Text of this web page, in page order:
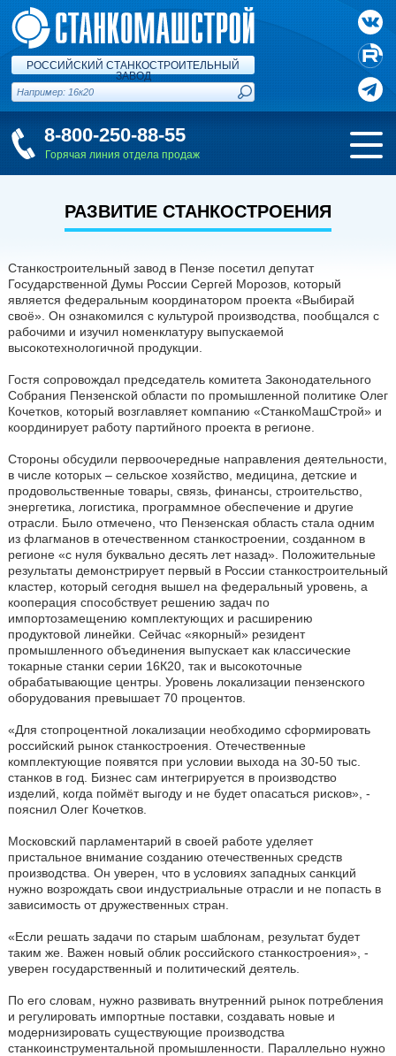
РОССИЙСКИЙ СТАНКОСТРОИТЕЛЬНЫЙ
ЗАВОД
8-800-250-88-55
Горячая линия отдела продаж
РАЗВИТИЕ СТАНКОСТРОЕНИЯ
Станкостроительный завод в Пензе посетил депутат
Государственной Думы России Сергей Морозов, который
является федеральным координатором проекта «Выбирай
своё». Он ознакомился с культурой производства, пообщался с
рабочими и изучил номенклатуру выпускаемой
высокотехнологичной продукции.
Гостя сопровождал председатель комитета Законодательного
Собрания Пензенской области по промышленной политике Олег
Кочетков, который возглавляет компанию «СтанкоМашСтрой» и
координирует работу партийного проекта в регионе.
Стороны обсудили первоочередные направления деятельности,
в числе которых – сельское хозяйство, медицина, детские и
продовольственные товары, связь, финансы, строительство,
энергетика, логистика, программное обеспечение и другие
отрасли. Было отмечено, что Пензенская область стала одним
из флагманов в отечественном станкостроении, созданном в
регионе «с нуля буквально десять лет назад». Положительные
результаты демонстрирует первый в России станкостроительный
кластер, который сегодня вышел на федеральный уровень, а
кооперация способствует решению задач по
импортозамещению комплектующих и расширению
продуктовой линейки. Сейчас «якорный» резидент
промышленного объединения выпускает как классические
токарные станки серии 16К20, так и высокоточные
обрабатывающие центры. Уровень локализации пензенского
оборудования превышает 70 процентов.
«Для стопроцентной локализации необходимо сформировать
российский рынок станкостроения. Отечественные
комплектующие появятся при условии выхода на 30-50 тыс.
станков в год. Бизнес сам интегрируется в производство
изделий, когда поймёт выгоду и не будет опасаться рисков», -
пояснил Олег Кочетков.
Московский парламентарий в своей работе уделяет
пристальное внимание созданию отечественных средств
производства. Он уверен, что в условиях западных санкций
нужно возрождать свои индустриальные отрасли и не попасть в
зависимость от дружественных стран.
«Если решать задачи по старым шаблонам, результат будет
таким же. Важен новый облик российского станкостроения», -
уверен государственный и политический деятель.
По его словам, нужно развивать внутренний рынок потребления
и регулировать импортные поставки, создавать новые и
модернизировать существующие производства
станкоинструментальной промышленности. Параллельно нужно